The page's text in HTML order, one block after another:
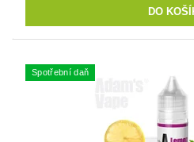
Spotřební daň